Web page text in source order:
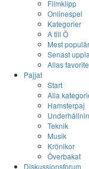
Filmklipp
Onlinespel
Kategorier
A till Ö
Mest
Senast
Allas
Pajjat
Start
Alla
Hamsterpaj
Teknik
Musik
Krönikor
Överbakat
Diskussionsforum